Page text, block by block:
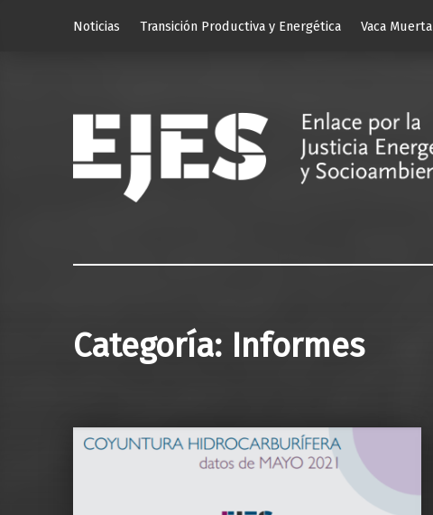
Noticias
Transición Productiva y Energética Vaca Muerta
Categoría: Informes